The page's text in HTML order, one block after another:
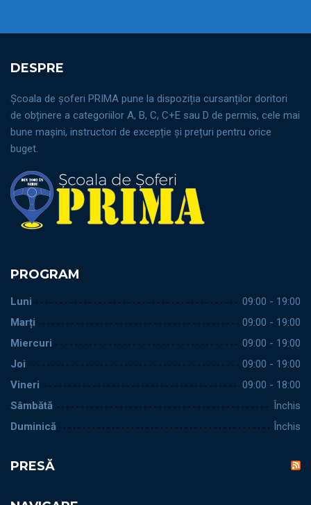
DESPRE
Școala de șoferi PRIMA pune la dispoziția cursanților doritori
de obținere a categoriilor A, B, C, C+E sau D de permis, cele mai
bune mașini, instructori de excepție și prețuri pentru orice
buget.
PROGRAM
Luni
09:00 - 19:00
Marți
09:00 - 19:00
Miercuri
09:00 - 19:00
Joi
09:00 - 19:00
Vineri
09:00 - 18:00
Sâmbătă
Închis
Duminică
Închis
PRESĂ